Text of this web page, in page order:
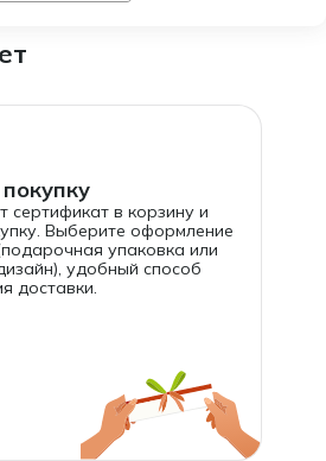
сертификат в корзину и
Выберите оформление
упаковка или
удобный способ
доставки.